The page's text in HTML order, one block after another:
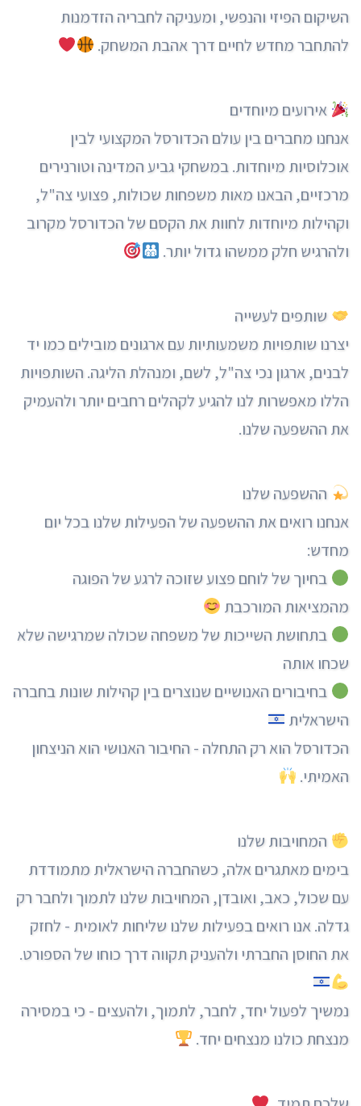
השיקום הפיזי והנפשי, ומעניקה לחבריה הזדמנות
להתחבר מחדש לחיים דרך אהבת המשחק.
אירועים מיוחדים
אנחנו מחברים בין עולם הכדורסל המקצועי לבין
אוכלוסיות מיוחדות. במשחקי גביע המדינה וטורנירים
מרכזיים, הבאנו מאות משפחות שכולות, פצועי צה"ל,
וקהילות מיוחדות לחוות את הקסם של הכדורסל מקרוב
ולהרגיש חלק ממשהו גדול יותר.
שותפים לעשייה
יצרנו שותפויות משמעותיות עם ארגונים מובילים כמו יד
לבנים, ארגון נכי צה"ל, לשם, ומנהלת הליגה. השותפויות
הללו מאפשרות לנו להגיע לקהלים רחבים יותר ולהעמיק
את ההשפעה שלנו.
ההשפעה שלנו
אנחנו רואים את ההשפעה של הפעילות שלנו בכל יום
מחדש:
בחיוך של לוחם פצוע שזוכה לרגע של הפוגה
מהמציאות המורכבת
בתחושת השייכות של משפחה שכולה שמרגישה שלא
שכחו אותה
בחיבורים האנושיים שנוצרים בין קהילות שונות בחברה
הישראלית
הכדורסל הוא רק התחלה - החיבור האנושי הוא הניצחון
האמיתי.
המחויבות שלנו
בימים מאתגרים אלה, כשהחברה הישראלית מתמודדת
עם שכול, כאב, ואובדן, המחויבות שלנו לתמוך ולחבר רק
גדלה. אנו רואים בפעילות שלנו שליחות לאומית - לחזק
את החוסן החברתי ולהעניק תקווה דרך כוחו של הספורט.
נמשיך לפעול יחד, לחבר, לתמוך, ולהעצים - כי במסירה
מנצחת כולנו מנצחים יחד.